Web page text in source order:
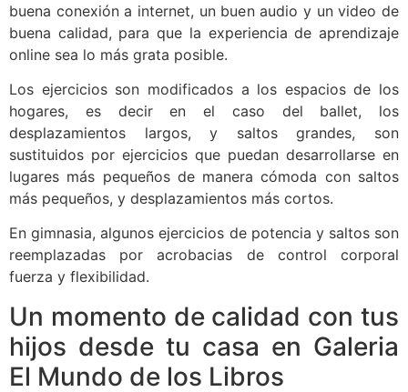
buena conexión a internet, un buen audio y un video de
buena calidad, para que la experiencia de aprendizaje
online sea lo más grata posible.
Los ejercicios son modificados a los espacios de los
hogares, es decir en el caso del ballet, los
desplazamientos largos, y saltos grandes, son
sustituidos por ejercicios que puedan desarrollarse en
lugares más pequeños de manera cómoda con saltos
más pequeños, y desplazamientos más cortos.
En gimnasia, algunos ejercicios de potencia y saltos son
reemplazadas por acrobacias de control corporal
fuerza y flexibilidad.
Un momento de calidad con tus
hijos desde tu casa en Galeria
El Mundo de los Libros